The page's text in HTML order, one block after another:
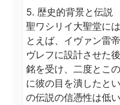
5. 歴史的背景と伝説
聖ワシリイ大聖堂に
とえば、イヴァン雷
ヴレフに設計させた
銘を受け、二度とこ
に彼の目を潰したと
の伝説の信憑性は低